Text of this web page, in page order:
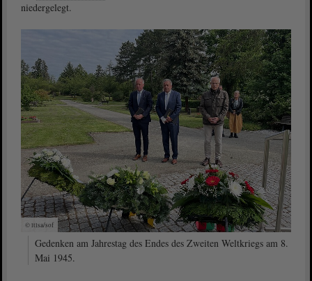
niedergelegt.
© ltlsa/sof
Gedenken am Jahrestag des Endes des Zweiten Weltkriegs am 8.
Mai 1945.